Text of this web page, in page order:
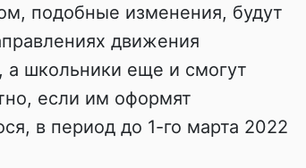
подобные изменения, будут
движения
а школьники еще и смогут
если им оформят
в период до 1-го марта 2022